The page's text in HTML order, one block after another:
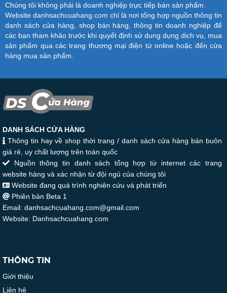
Chúng tôi không phải là doanh nghiệp trực tiếp bán sản phẩm.
Website danhsachcuahang.com chỉ là nơi tổng hợp nguồn thông tin
danh sách cửa hàng, shop bán hàng, thông tin doanh nghiệp để
các bạn tham khảo trước khi quyết định sử dung dụng dịch vụ, mua
sản phẩm qua các trang thương mại điện tử online hoặc đến cửa
hàng mua sản phẩm.
DANH SÁCH CỬA HÀNG
Thông tin hay về shop thời trang / danh sách cửa hàng bán buôn
giá rẻ, uy chất lượng trên toàn quốc
Nguồn thông tin danh sách tổng hợp từ internet các trang
website hàng và xác nhận từ đội ngủ của chúng tôi
Website đang quá trình nghiên cứu và phát triển
Phiên bản Beta 1
Email: danhsachcuahang.com@gmail.com
Website: Danhsachcuahang.com
THÔNG TIN
Giới thiệu
Liên hệ